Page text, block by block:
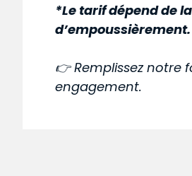
*Le tarif dépend de
d’empoussièrement.
👉 Remplissez
engagement.